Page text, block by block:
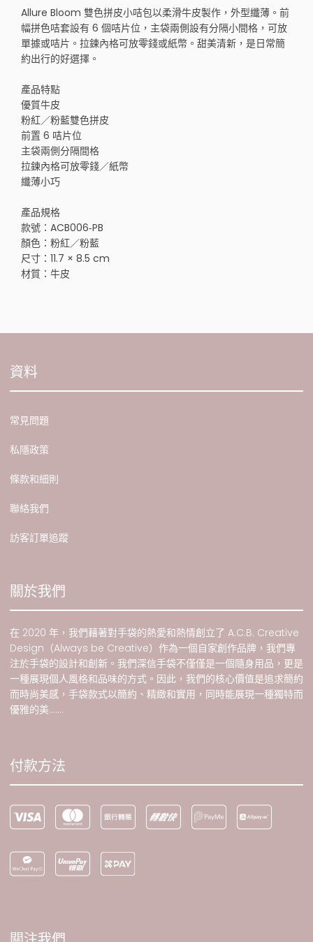
Allure Bloom 雙色拼皮小咭包以柔滑牛皮製作，外型纖薄。前
幅拼色咭套設有 6 個咭片位，主袋兩側設有分隔小間格，可放
單據或咭片。拉鍊內格可放零錢或紙幣。甜美清新，是日常簡
約出行的好選擇。
產品特點
優質牛皮
粉紅／粉藍雙色拼皮
前置 6 咭片位
主袋兩側分隔間格
拉鍊內格可放零錢／紙幣
纖薄小巧
產品規格
款號：ACB006‑PB
顏色：粉紅／粉藍
尺寸：11.7 × 8.5 cm
材質：牛皮
資料
常見問題
私隱政策
條款和細則
聯絡我們
訪客訂單追蹤
關於我們
在 2020 年，我們藉著對手袋的熱愛和熱情創立了 A.C.B. Creative
Design（Always be Creative）作為一個自家創作品牌，我們專
注於手袋的設計和創新。我們深信手袋不僅僅是一個隨身用品，更是
一種展現個人風格和品味的方式。因此，我們的核心價值是追求簡約
而時尚美感，手袋款式以簡約、精緻和實用，同時能展現一種獨特而
優雅的美.......
付款方法